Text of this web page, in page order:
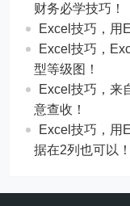
财务必学技巧！
​​Excel技巧，用
Excel技巧，​​
型等级图！
Excel技巧，来
意查收！
Excel技巧，用
据在2列也可以！